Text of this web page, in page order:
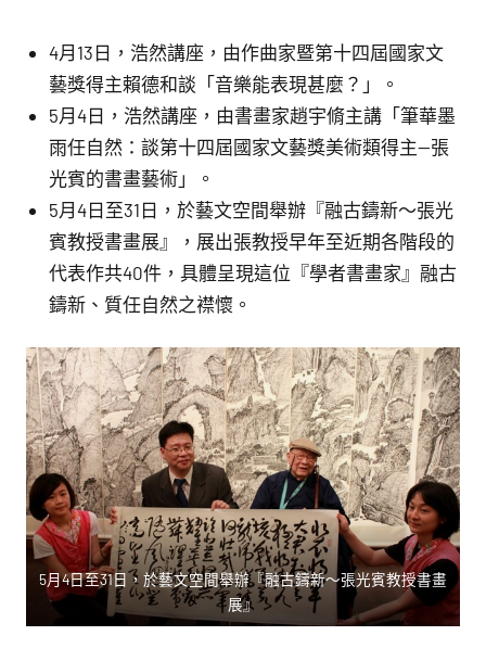
4月13日，浩然講座，由作曲家暨第十四屆國家文
藝獎得主賴德和談「音樂能表現甚麼？」。
5月4日，浩然講座，由書畫家趙宇脩主講「筆華墨
雨任自然：談第十四屆國家文藝獎美術類得主—張
光賓的書畫藝術」。
5月4日至31日，於藝文空間舉辦『融古鑄新～張光
賓教授書畫展』，展出張教授早年至近期各階段的
代表作共40件，具體呈現這位『學者書畫家』融古
鑄新、質任自然之襟懷。
5月4日至31日，於藝文空間舉辦『融古鑄新～張光賓教授書畫
展』